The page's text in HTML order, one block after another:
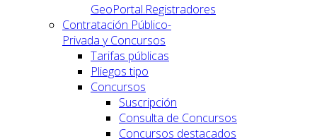
GeoPortal.Registradores
Contratación Público-
Privada y Concursos
Tarifas públicas
Pliegos tipo
Concursos
Suscripción
Consulta de Concursos
Concursos destacados